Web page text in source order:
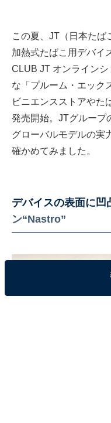
この夏、JT（日本たば
加熱式たばこ用デバイ
CLUB JT オンライン
な「プルーム・エック
ビニエンスストアやた
発売開始。JTグループ
グローバルモデルの実
確かめてみました。
デバイスの表面に凹
ン“Nastro”